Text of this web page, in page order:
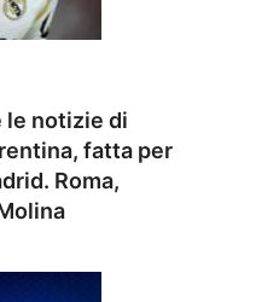
le notizie di
fatta per
Roma,